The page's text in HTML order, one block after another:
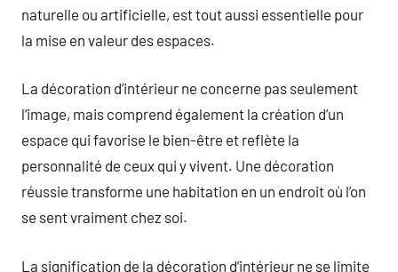
naturelle ou artificielle, est tout aussi essentielle pour
la mise en valeur des espaces.
La décoration d’intérieur ne concerne pas seulement
l’image, mais comprend également la création d’un
espace qui favorise le bien-être et reflète la
personnalité de ceux qui y vivent. Une décoration
réussie transforme une habitation en un endroit où l’on
se sent vraiment chez soi.
La signification de la décoration d’intérieur ne se limite